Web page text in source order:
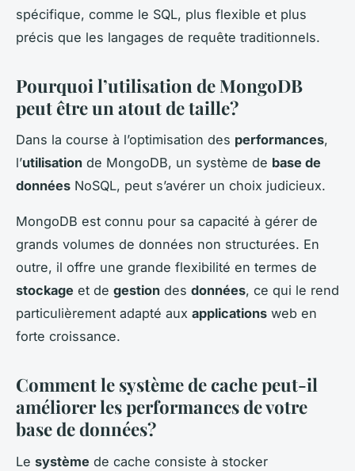
spécifique, comme le SQL, plus flexible et plus
précis que les langages de requête traditionnels.
Pourquoi l’utilisation de MongoDB
peut être un atout de taille?
Dans la course à l’optimisation des performances,
l’utilisation de MongoDB, un système de base de
données NoSQL, peut s’avérer un choix judicieux.
MongoDB est connu pour sa capacité à gérer de
grands volumes de données non structurées. En
outre, il offre une grande flexibilité en termes de
stockage et de gestion des données, ce qui le rend
particulièrement adapté aux applications web en
forte croissance.
Comment le systèmede cache peut-il
améliorer les performances de votre
base de données?
Le système de cache consiste à stocker